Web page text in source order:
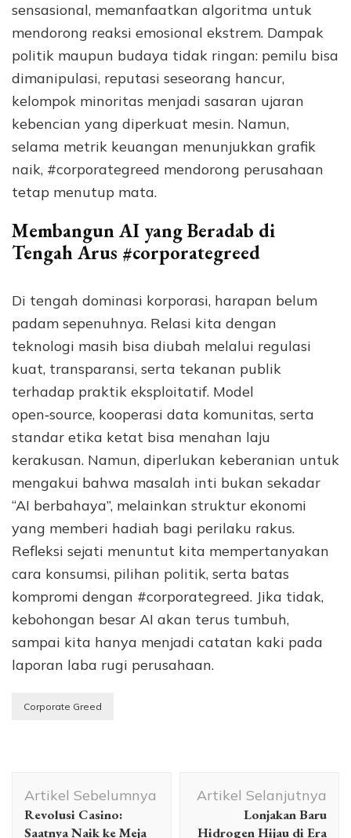
sensasional, memanfaatkan algoritma untuk
mendorong reaksi emosional ekstrem. Dampak
politik maupun budaya tidak ringan: pemilu bisa
dimanipulasi, reputasi seseorang hancur,
kelompok minoritas menjadi sasaran ujaran
kebencian yang diperkuat mesin. Namun,
selama metrik keuangan menunjukkan grafik
naik, #corporategreed mendorong perusahaan
tetap menutup mata.
Membangun AI yang Beradab di
Tengah Arus #corporategreed
Di tengah dominasi korporasi, harapan belum
padam sepenuhnya. Relasi kita dengan
teknologi masih bisa diubah melalui regulasi
kuat, transparansi, serta tekanan publik
terhadap praktik eksploitatif. Model
open‑source, kooperasi data komunitas, serta
standar etika ketat bisa menahan laju
kerakusan. Namun, diperlukan keberanian untuk
mengakui bahwa masalah inti bukan sekadar
“AI berbahaya”, melainkan struktur ekonomi
yang memberi hadiah bagi perilaku rakus.
Refleksi sejati menuntut kita mempertanyakan
cara konsumsi, pilihan politik, serta batas
kompromi dengan #corporategreed. Jika tidak,
kebohongan besar AI akan terus tumbuh,
sampai kita hanya menjadi catatan kaki pada
laporan laba rugi perusahaan.
Corporate Greed
Artikel
Artikel Sebelumnya
Revolusi Casino:
Saatnya Naik ke Meja
Artikel Selanjutnya
Lonjakan Baru
Hidrogen Hijau di Era